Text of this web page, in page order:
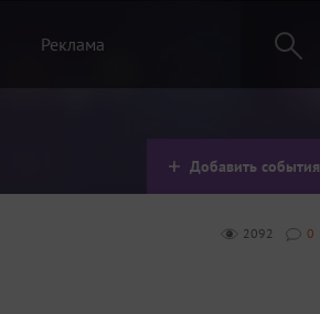
Реклама
Добавить события
0
2092